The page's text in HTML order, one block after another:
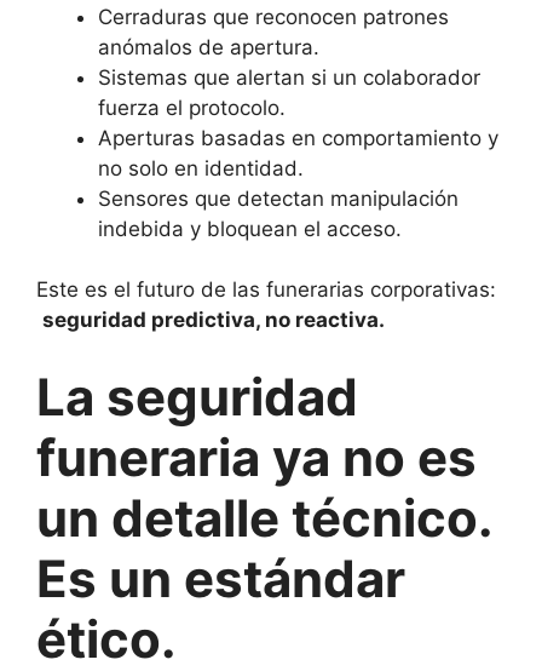
Cerraduras que reconocen patrones
anómalos de apertura.
Sistemas que alertan si un colaborador
fuerza el protocolo.
Aperturas basadas en comportamiento y
no solo en identidad.
Sensores que detectan manipulación
indebida y bloquean el acceso.
Este es el futuro de las funerarias corporativas:
seguridad predictiva, no reactiva.
La seguridad
funeraria ya no es
un detalle técnico.
Es un estándar
ético.